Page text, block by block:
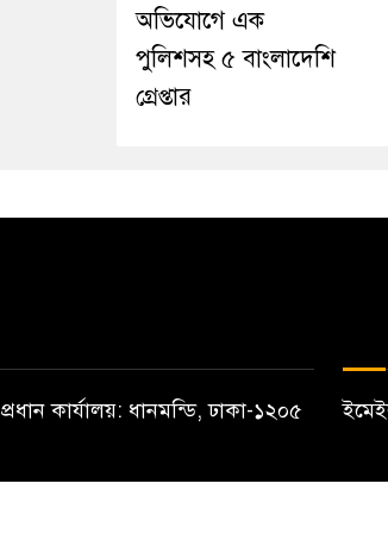
অভিযোগে এক
পুলিশসহ ৫ বাংলাদেশি
গ্রেপ্তার
প্রধান কার্যালয়: ধানমন্ডি, ঢাকা-১২০৫